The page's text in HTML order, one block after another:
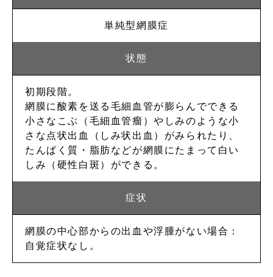
単純型網膜症
初期段階。
網膜に酸素を送る毛細血管が膨らんでできる
小さなこぶ（毛細血管瘤）やしみのような小
さな点状出血（しみ状出血）がみられたり、
たんぱく質・脂肪などが網膜にたまって白い
しみ（硬性白斑）ができる。
網膜の中心部からの出血や浮腫がない場合：
自覚症状なし。